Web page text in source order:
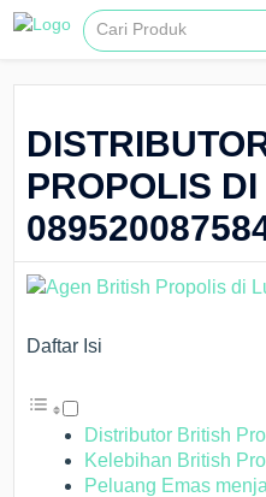
PROPOLIS
Daftar Isi
Distributor British
Kelebihan British
Peluang Emas